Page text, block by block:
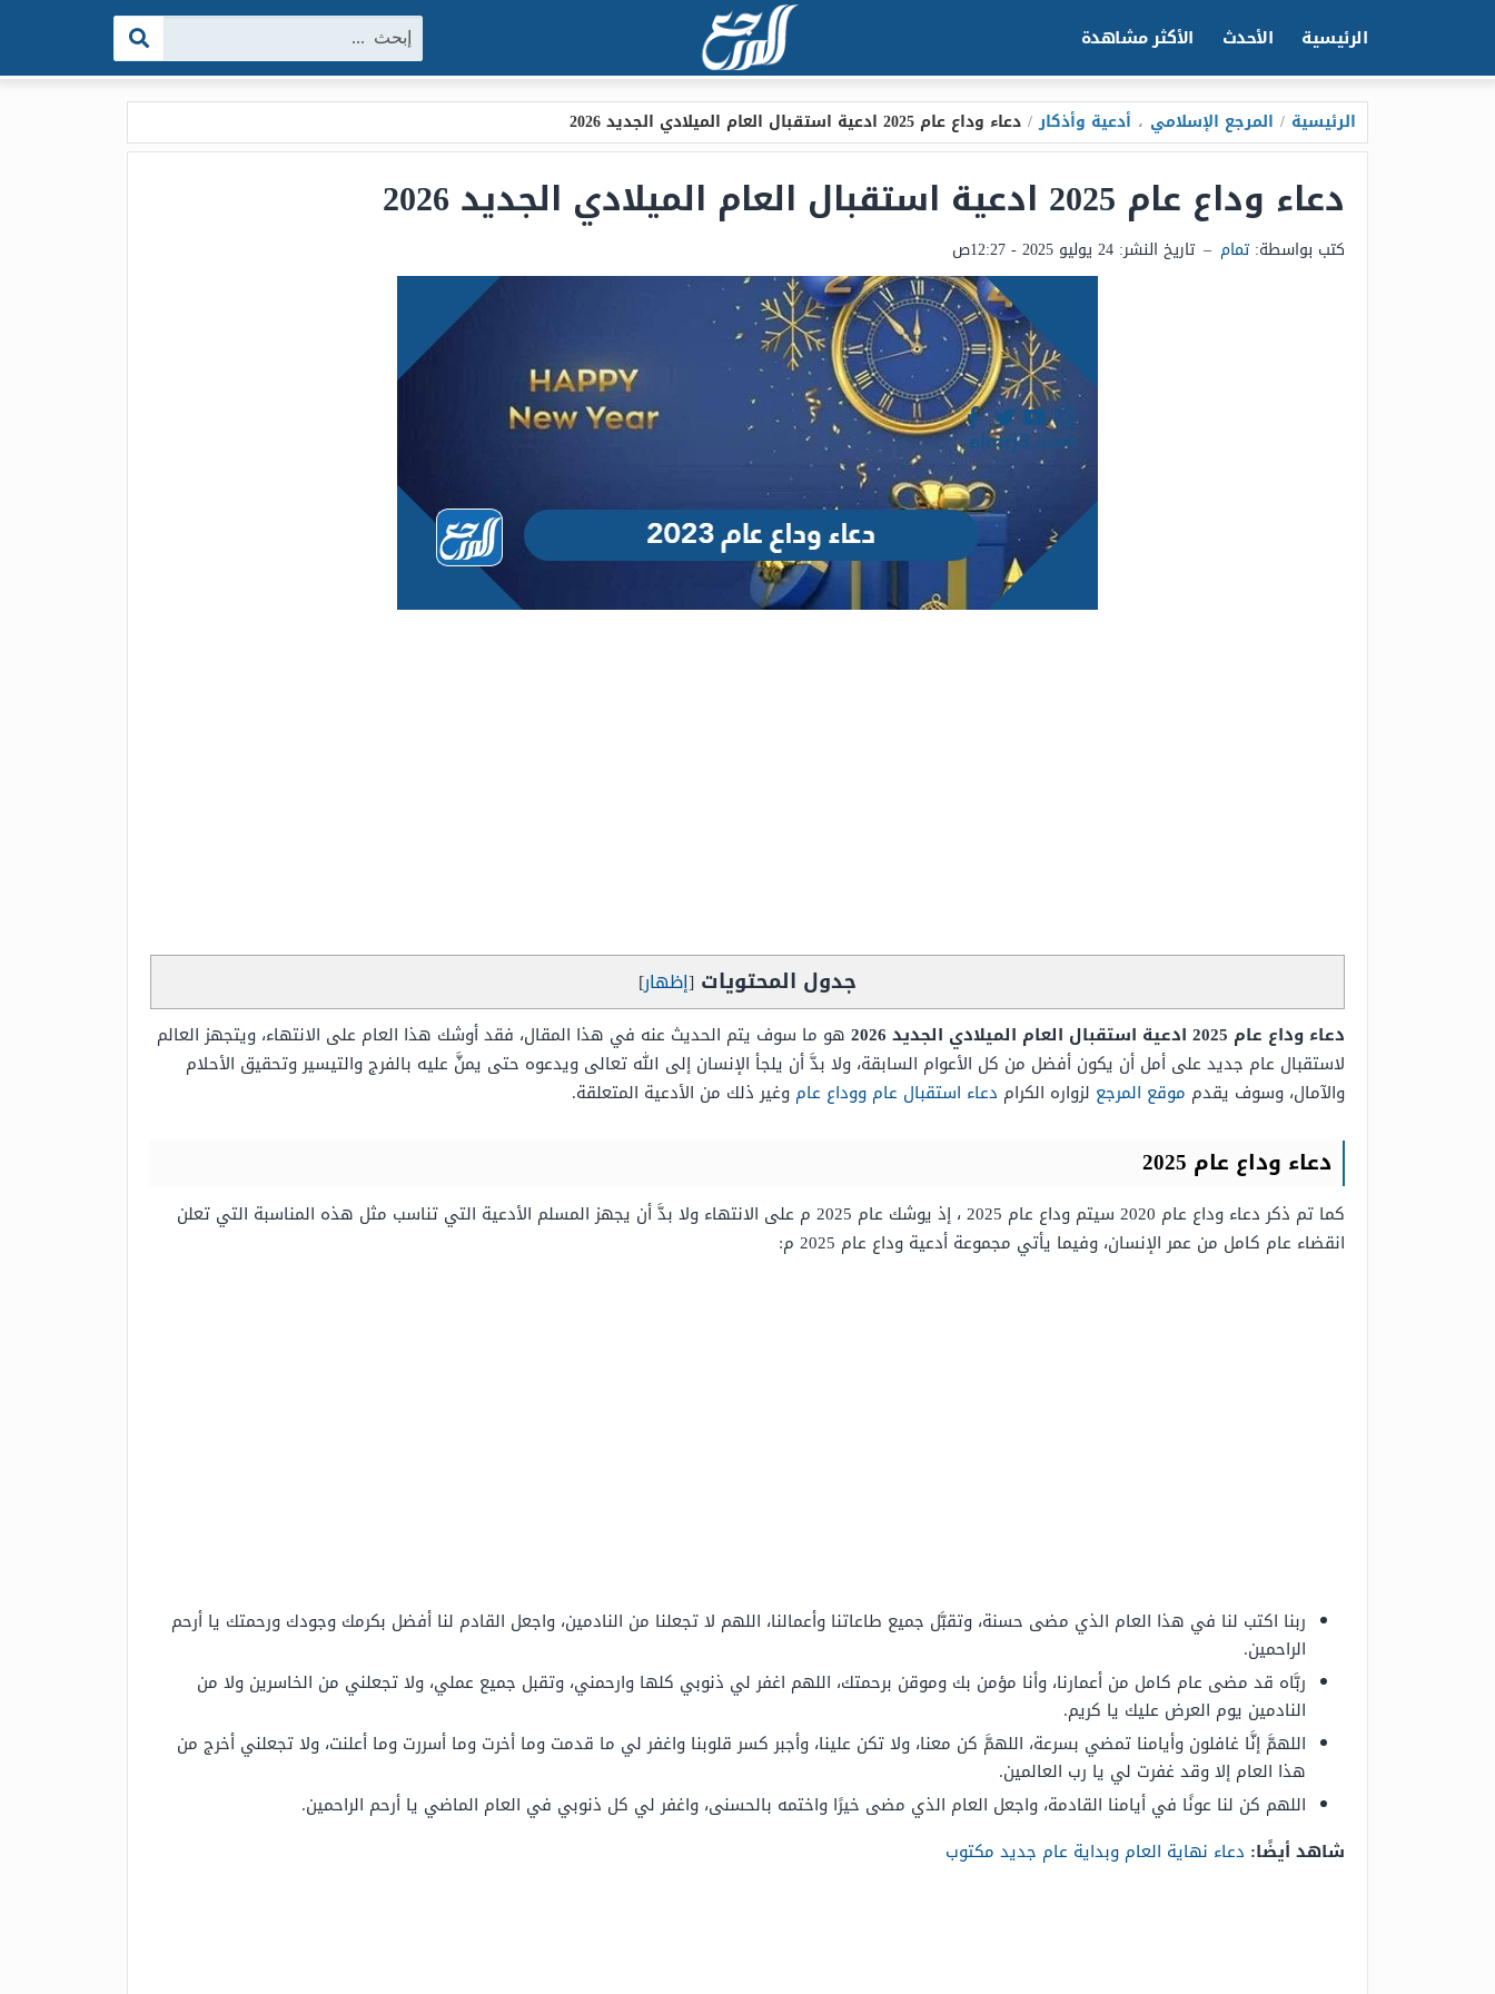
الرئيسية الأحدث الأكثر مشاهدة البحث:
الرئيسية / المرجع الإسلامي ، أدعية وأذكار / دعاء وداع عام 2025 ادعية استقبال العام الميلادي الجديد 2026
دعاء وداع عام 2025 ادعية استقبال العام الميلادي الجديد 2026
كتب بواسطة: تمام – تاريخ النشر: 24 يوليو 2025 - 12:27ص
جدول المحتويات [إظهار]
دعاء وداع عام 2025 ادعية استقبال العام الميلادي الجديد 2026
هو ما سوف يتم الحديث عنه في هذا المقال، فقد أوشك هذا العام على الانتهاء، ويتجهز العالم
لاستقبال عام جديد على أمل أن يكون أفضل من كل الأعوام السابقة، ولا بدَّ أن يلجأ الإنسان إلى الله تعالى ويدعوه حتى يمنَّ عليه بالفرج والتيسير وتحقيق الأحلام
والآمال، وسوف يقدم موقع المرجع لزواره الكرام دعاء استقبال عام ووداع عام وغير ذلك من الأدعية المتعلقة.
دعاء وداع عام 2025
كما تم ذكر دعاء وداع عام 2020 سيتم وداع عام 2025 ، إذ يوشك عام 2025 م على الانتهاء ولا بدَّ أن يجهز المسلم الأدعية التي تناسب مثل هذه المناسبة التي تعلن
انقضاء عام كامل من عمر الإنسان، وفيما يأتي مجموعة أدعية وداع عام 2025 م:
ربنا اكتب لنا في هذا العام الذي مضى حسنة، وتقبَّل جميع طاعاتنا وأعمالنا، اللهم لا تجعلنا من النادمين، واجعل القادم لنا أفضل بكرمك وجودك ورحمتك يا أرحم
الراحمين.
ربَّاه قد مضى عام كامل من أعمارنا، وأنا مؤمن بك وموقن برحمتك، اللهم اغفر لي ذنوبي كلها وارحمني، وتقبل جميع عملي، ولا تجعلني من الخاسرين ولا من
النادمين يوم العرض عليك يا كريم.
اللهمَّ إنَّا غافلون وأيامنا تمضي بسرعة، اللهمَّ كن معنا، ولا تكن علينا، وأجبر كسر قلوبنا واغفر لي ما قدمت وما أخرت وما أسررت وما أعلنت، ولا تجعلني أخرج من
هذا العام إلا وقد غفرت لي يا رب العالمين.
اللهم كن لنا عونًا في أيامنا القادمة، واجعل العام الذي مضى خيرًا واختمه بالحسنى، واغفر لي كل ذنوبي في العام الماضي يا أرحم الراحمين.
شاهد أيضًا: دعاء نهاية العام وبداية عام جديد مكتوب